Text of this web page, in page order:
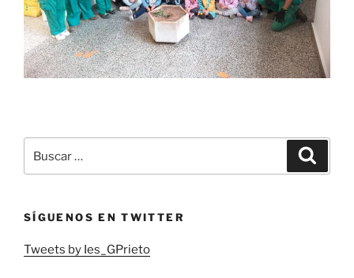
por:
SÍGUENOS EN TWITTER
Tweets by Ies_GPrieto